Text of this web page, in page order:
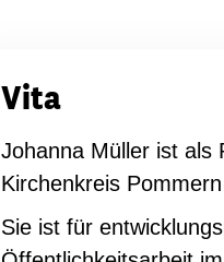
Regionale Kontakte
Vita
Johanna Müller ist als
Kirchenkreis
Sie ist für